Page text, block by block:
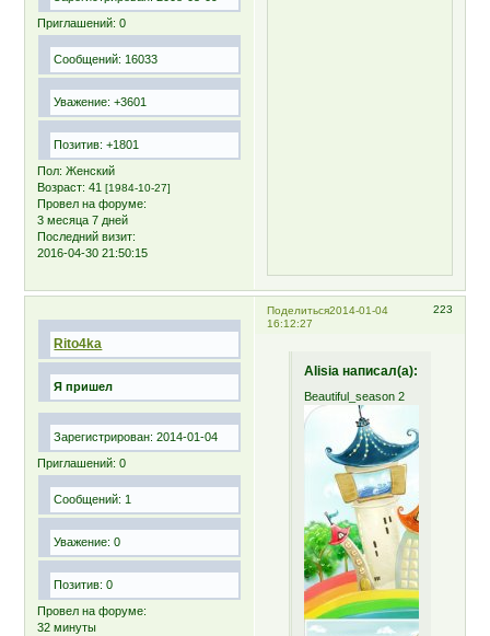
Приглашений: 0
Сообщений: 16033
Уважение: +3601
Позитив: +1801
Пол: Женский
Возраст: 41[1984-10-27]
Провел на форуме:
3 месяца 7 дней
Последний визит:
2016-04-30 21:50:15
Поделиться 223
2014-01-04
16:12:27
Rito4ka
Я пришел
Зарегистрирован: 2014-01-04
Приглашений: 0
Сообщений: 1
Уважение: 0
Позитив: 0
Провел на форуме:
32 минуты
Alisia написал(а):
Beautiful_season 2